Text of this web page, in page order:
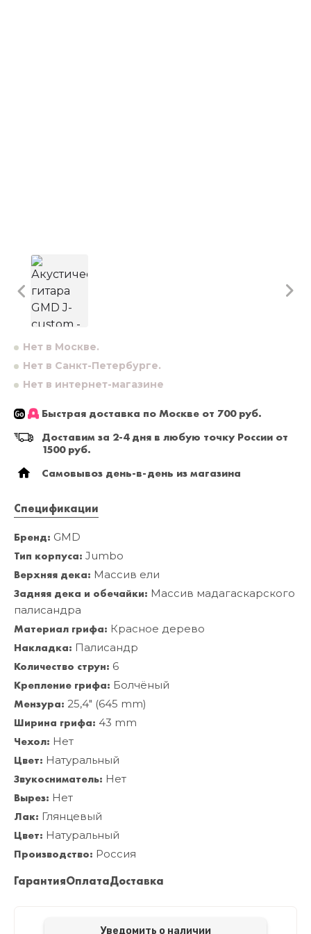
Нет в Москве.
Нет в Санкт-Петербурге.
Нет в интернет-магазине
Быстрая доставка по Москве от 700 руб.
Доставим за 2-4 дня в любую точку России от
1500 руб.
Самовывоз день-в-день из магазина
Спецификации
Бренд: GMD
Тип корпуса: Jumbo
Верхняя дека: Массив ели
Задняя дека и обечайки: Массив мадагаскарского
палисандра
Материал грифа: Красное дерево
Накладка: Палисандр
Количество струн: 6
Крепление грифа: Болчёный
Мензура: 25,4" (645 mm)
Ширина грифа: 43 mm
Чехол: Нет
Цвет: Натуральный
Звукосниматель: Нет
Вырез: Нет
Лак: Глянцевый
Цвет: Натуральный
Производство: Россия
ГарантияОплатаДоставка
Уведомить о наличии